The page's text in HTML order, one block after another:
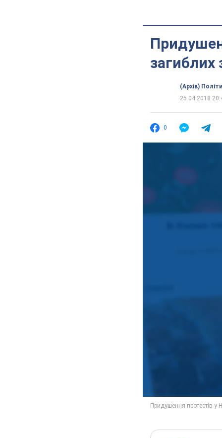
загиблих
(Архів)
25.04.2018
0